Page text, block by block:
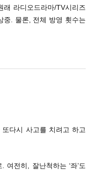
래 라디오드라마/TV시리즈
중. 물론, 전체 방영 횟수는
다시 사고를 치려고 하고
전히, 잘난척하는 ‘좌’도